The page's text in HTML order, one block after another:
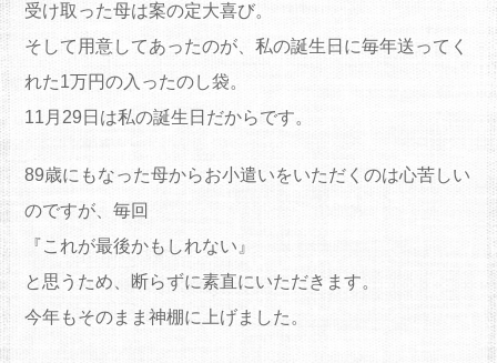
受け取った母は案の定大喜び。
そして用意してあったのが、私の誕生日に毎年送ってく
れた1万円の入ったのし袋。
11月29日は私の誕生日だからです。
89歳にもなった母からお小遣いをいただくのは心苦しい
のですが、毎回
『これが最後かもしれない』
と思うため、断らずに素直にいただきます。
今年もそのまま神棚に上げました。